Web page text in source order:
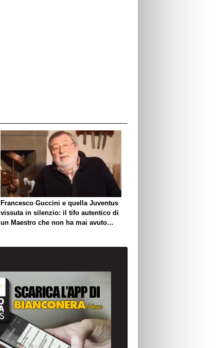
Francesco Guccini e quella Juventus
vissuta in silenzio: il tifo autentico di
un Maestro che non ha mai avuto